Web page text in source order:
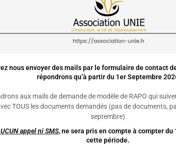
nous montons un petit dossier pour le
beaucoup de nos enfants, certains n’ont pas
nous avons décidé de préparer et d’envoyer un
veiller à ce que les solutions proposées (et non «
de bon sens!
témoignages
votre établissement (utile), le niveau du ou des
d’instruction de votre enfant (ou si elles vous
dresser la carte, département par département,
afin d’étoffer notre argumentaire auprès de
nous envoyer des mails par le formulaire de contact
répondrons qu’à partir du 1er Septembre
aux mails de demande de modèle de RAPO qui
TOUS les documents demandés (pas de documents,
septembre).
appel ni SMS, ne sera pris en compte à compter
cette période.